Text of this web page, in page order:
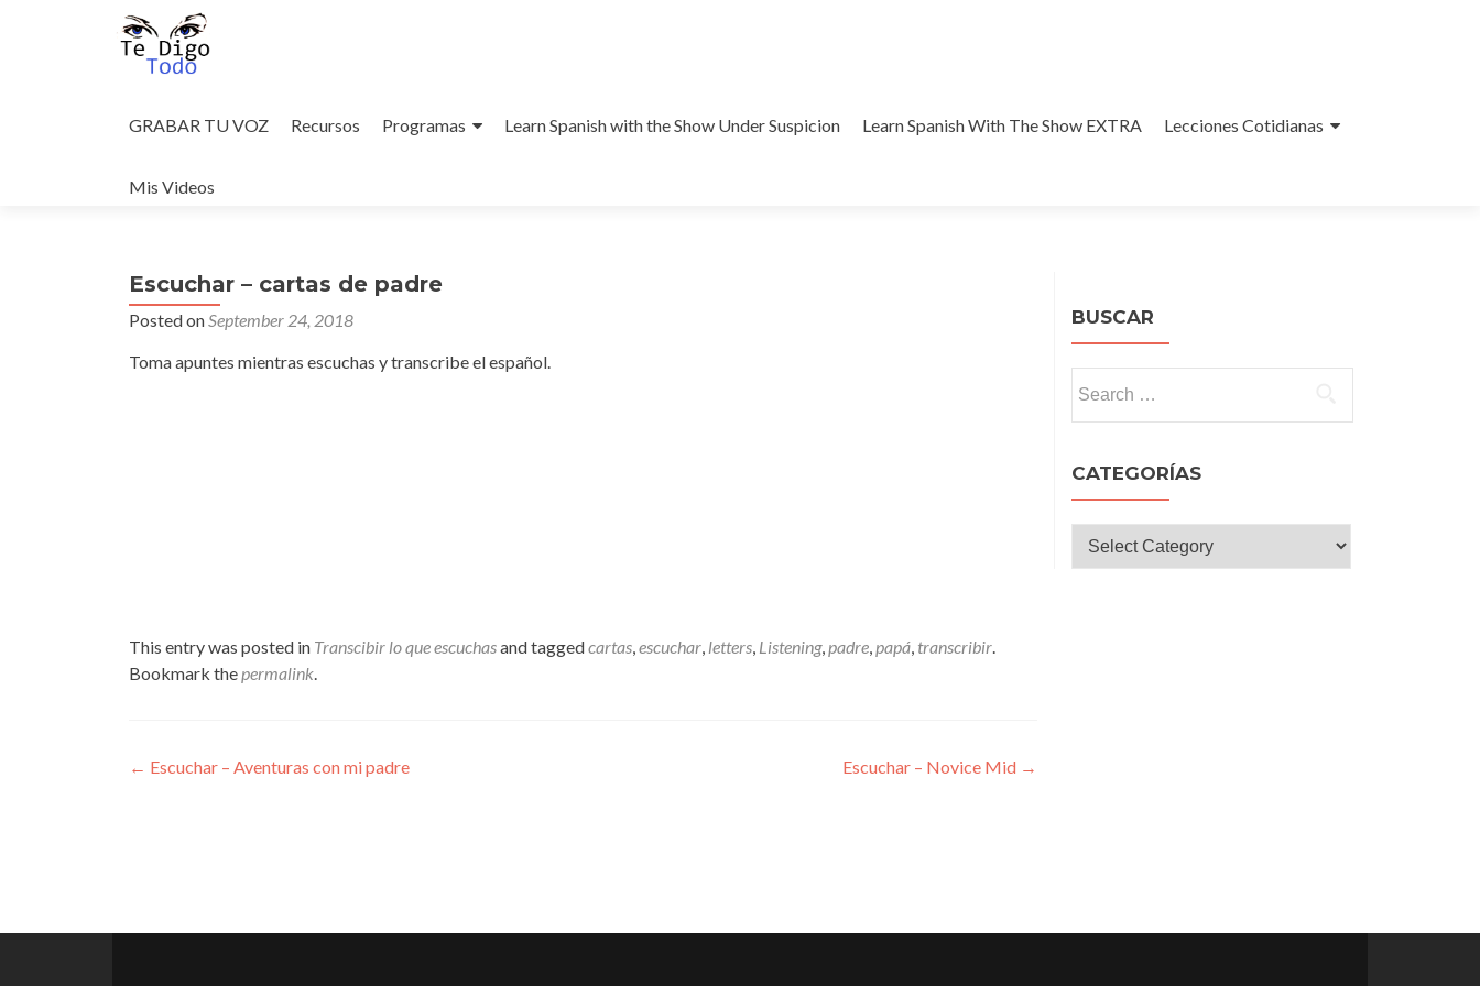
to
GRABAR TU VOZ Recursos Programas Learn Spanish with the Show Under Suspicion Learn Spanish With The Show EXTRA Lecciones Cotidianas
Mis Videos
Escuchar – cartas de padre
Posted onSeptember 24, 2018
Toma apuntes mientras escuchas y transcribe el español.
This entry was posted in Transcibir lo que escuchasand taggedcartas,escuchar, letters, Listening,padre,papá, transcribir.
Bookmark thepermalink.
Post
← Escuchar – Aventuras con mi padre Escuchar – Novice Mid →
BUSCAR
for:
CATEGORÍAS
CATEGORÍAS